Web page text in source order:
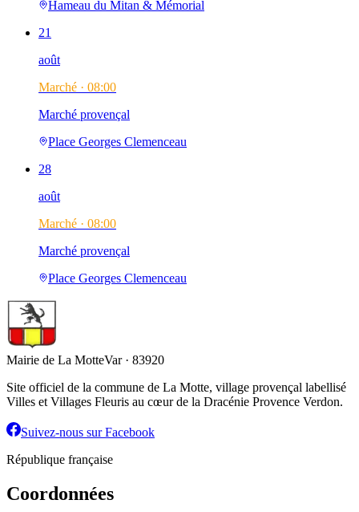
Hameau du Mitan & Mémorial
21
août
Marché · 08:00
Marché provençal
Place Georges Clemenceau
28
août
Marché · 08:00
Marché provençal
Place Georges Clemenceau
Mairie de La MotteVar · 83920
Site officiel de la commune de La Motte, village provençal labellisé
Villes et Villages Fleuris au cœur de la Dracénie Provence Verdon.
Suivez-nous sur Facebook
République française
Coordonnées